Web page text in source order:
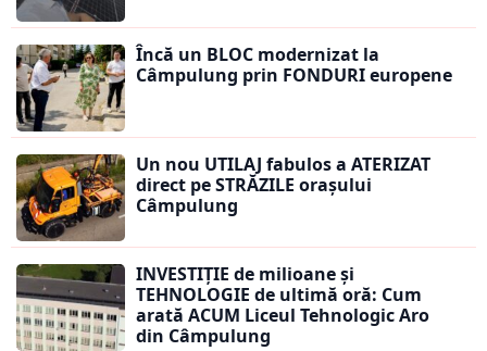
Încă un BLOC modernizat la
Câmpulung prin FONDURI europene
Un nou UTILAJ fabulos a ATERIZAT
direct pe STRĂZILE orașului
Câmpulung
INVESTIȚIE de milioane și
TEHNOLOGIE de ultimă oră: Cum
arată ACUM Liceul Tehnologic Aro
din Câmpulung